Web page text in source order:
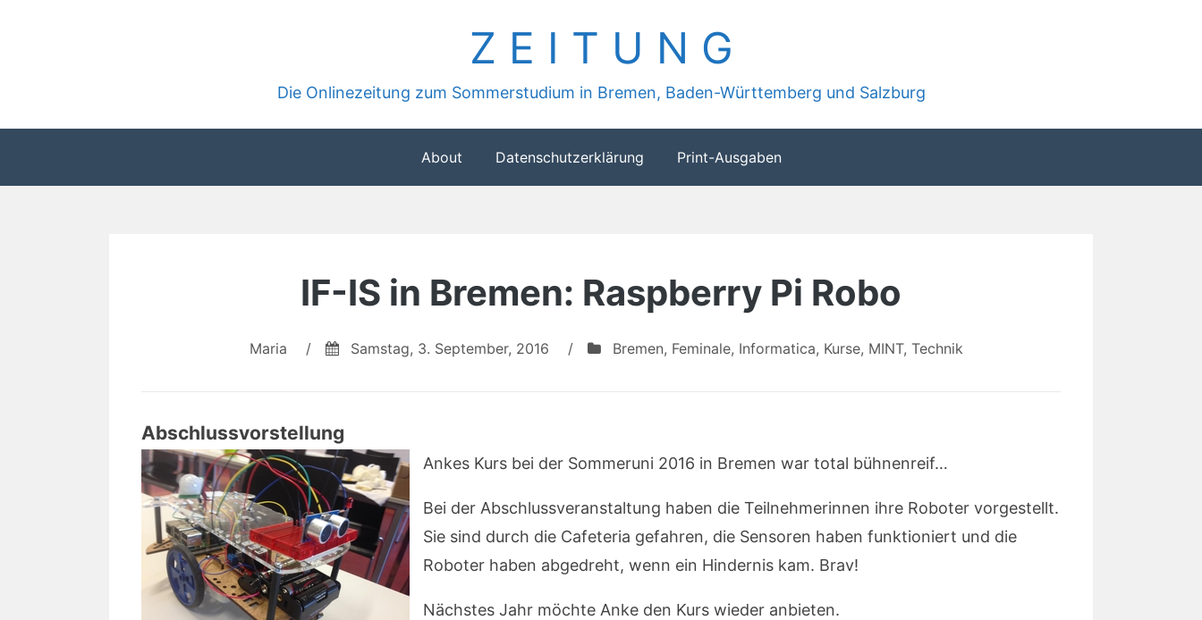
Z E I T U N G
Die Onlinezeitung zum Sommerstudium in Bremen, Baden-Württemberg und Salzburg
About Datenschutzerklärung Print-Ausgaben
IF-IS in Bremen: Raspberry Pi Robo
Maria / Samstag, 3. September, 2016 / Bremen, Feminale, Informatica, Kurse, MINT, Technik
Abschlussvorstellung
Ankes Kurs bei der Sommeruni 2016 in Bremen war total bühnenreif…
Bei der Abschlussveranstaltung haben die Teilnehmerinnen ihre Roboter vorgestellt.
Sie sind durch die Cafeteria gefahren, die Sensoren haben funktioniert und die
Roboter haben abgedreht, wenn ein Hindernis kam. Brav!
Nächstes Jahr möchte Anke den Kurs wieder anbieten.